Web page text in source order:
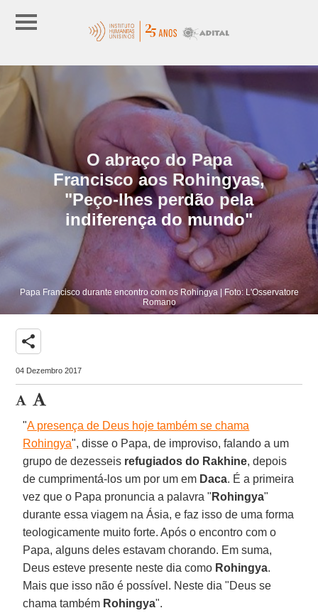
O abraço do Papa
Francisco aos Rohingyas,
"Peço-lhes perdão pela
indiferença do mundo"
Papa Francisco durante encontro com os Rohingya | Foto: L'Osservatore
Romano
share
04 Dezembro 2017
"A presença de Deus hoje também se chama
Rohingya", disse o Papa, de improviso, falando a um
grupo de dezesseis refugiados do Rakhine, depois
de cumprimentá-los um por um em Daca. É a primeira
vez que o Papa pronuncia a palavra " Rohingya"
durante essa viagem na Ásia, e faz isso de uma forma
teologicamente muito forte. Após o encontro com o
Papa, alguns deles estavam chorando. Em suma,
Deus esteve presente neste dia como Rohingya.
Mais que isso não é possível. Neste dia "Deus se
chama também Rohingya".